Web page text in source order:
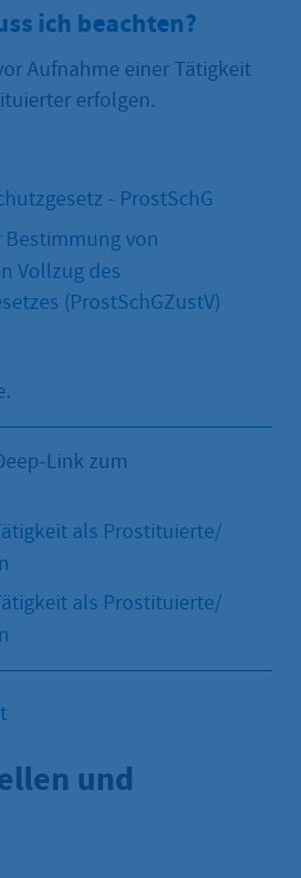
ich beachten?
Aufnahme einer Tätigkeit
erfolgen.
- ProstSchG
Bestimmung von
Vollzug des
(ProstSchGZustV)
Link zum
als Prostituierte/
als Prostituierte/
und